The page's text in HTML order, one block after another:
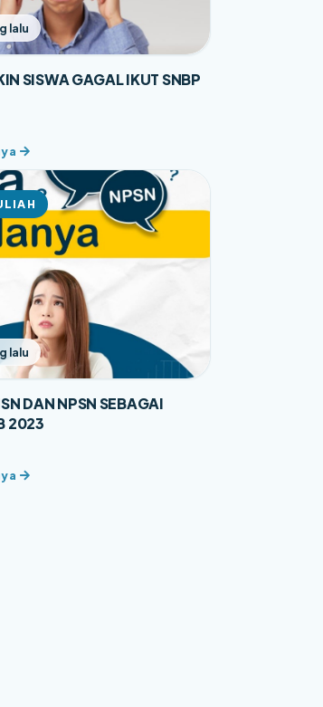
lalu
SISWA GAGAL IKUT SNBP
lalu
DAN NPSN SEBAGAI
2023